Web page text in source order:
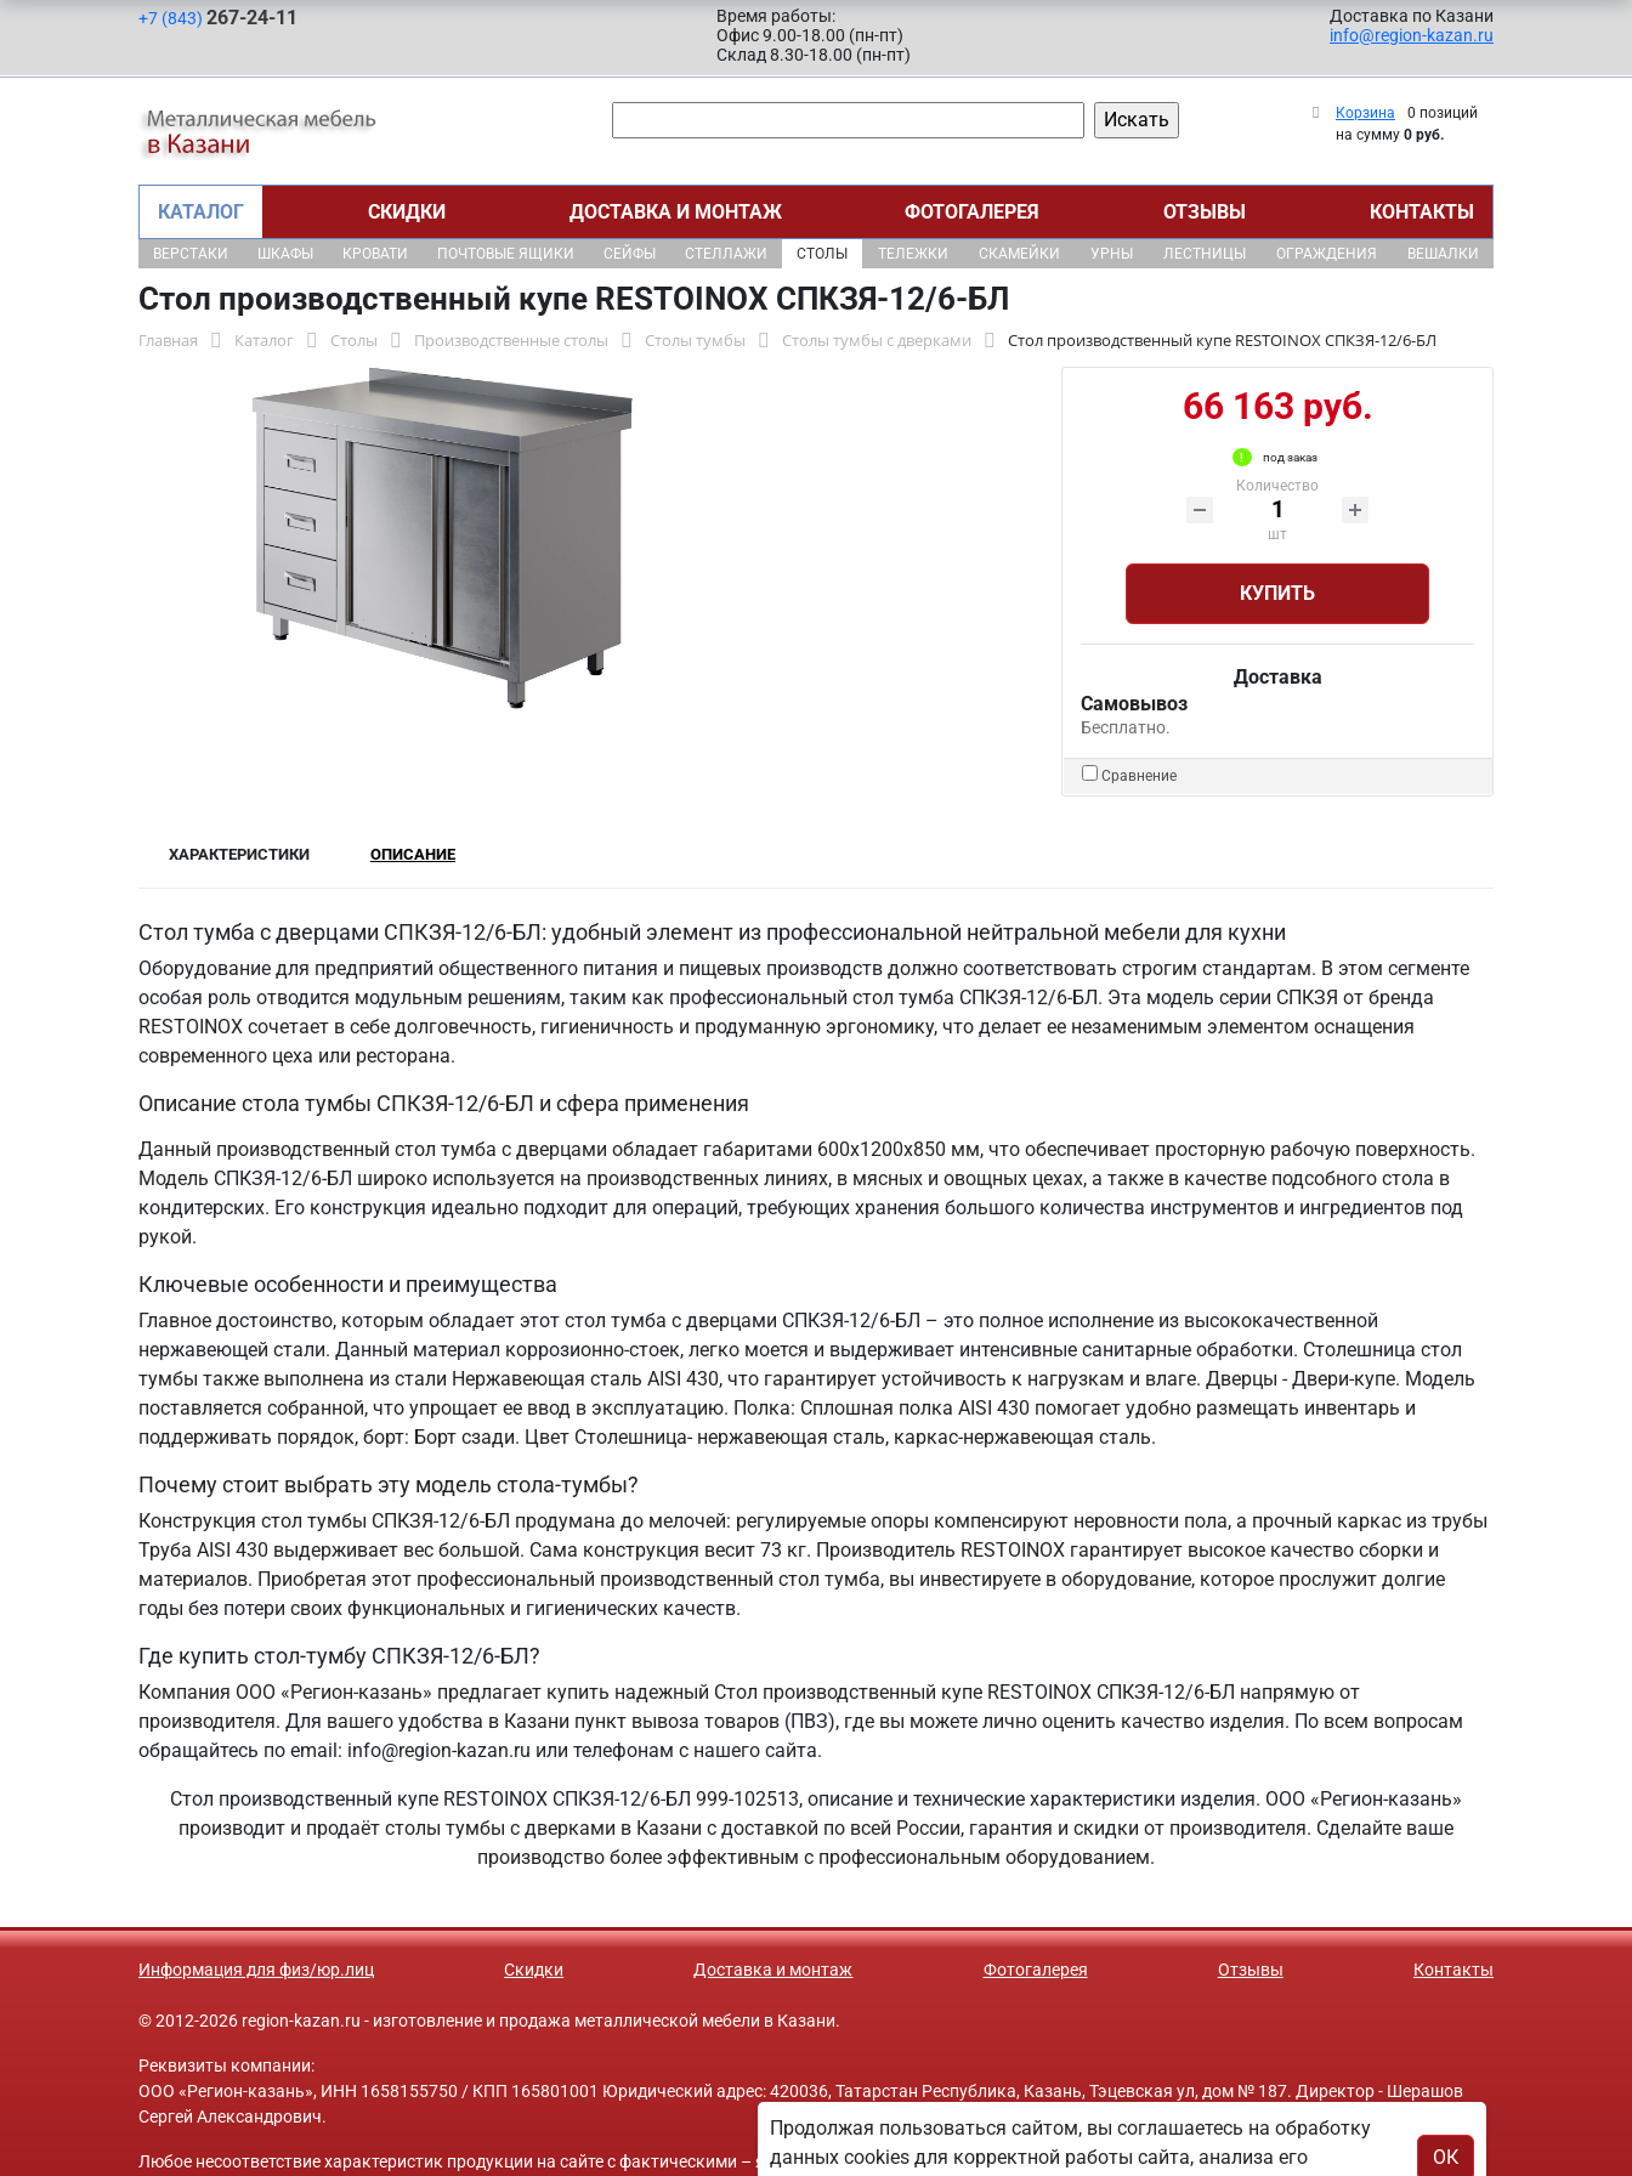
+7 (843) 267-24-11
Время работы:
Офис 9.00-18.00 (пн-пт)
Склад 8.30-18.00 (пн-пт)
Доставка по Казани
info@region-kazan.ru
Корзина
0 позиций
на сумму 0 руб.
КАТАЛОГ СКИДКИ ДОСТАВКА И МОНТАЖ ФОТОГАЛЕРЕЯ ОТЗЫВЫ КОНТАКТЫ
ВЕРСТАКИ ШКАФЫ КРОВАТИ ПОЧТОВЫЕ ЯЩИКИ СЕЙФЫ СТЕЛЛАЖИ СТОЛЫ ТЕЛЕЖКИ СКАМЕЙКИ УРНЫ ЛЕСТНИЦЫ ОГРАЖДЕНИЯ ВЕШАЛКИ
Стол производственный купе RESTOINOX СПКЗЯ-12/6-БЛ
Главная Каталог Столы Производственные столы Столы тумбы Столы тумбы с дверками Стол производственный купе RESTOINOX СПКЗЯ-12/6-БЛ
66 163 руб.
под заказ
Количество
шт
КУПИТЬ
Доставка
Самовывоз
Бесплатно.
Сравнение
ХАРАКТЕРИСТИКИ ОПИСАНИЕ
Стол тумба с дверцами СПКЗЯ-12/6-БЛ: удобный элемент из профессиональной нейтральной мебели для кухни
Оборудование для предприятий общественного питания и пищевых производств должно соответствовать строгим стандартам. В этом сегменте
особая роль отводится модульным решениям, таким как профессиональный стол тумба СПКЗЯ-12/6-БЛ. Эта модель серии СПКЗЯ от бренда
RESTOINOX сочетает в себе долговечность, гигиеничность и продуманную эргономику, что делает ее незаменимым элементом оснащения
современного цеха или ресторана.
Описание стола тумбы СПКЗЯ-12/6-БЛ и сфера применения
Данный производственный стол тумба с дверцами обладает габаритами 600х1200х850 мм, что обеспечивает просторную рабочую поверхность.
Модель СПКЗЯ-12/6-БЛ широко используется на производственных линиях, в мясных и овощных цехах, а также в качестве подсобного стола в
кондитерских. Его конструкция идеально подходит для операций, требующих хранения большого количества инструментов и ингредиентов под
рукой.
Ключевые особенности и преимущества
Главное достоинство, которым обладает этот стол тумба с дверцами СПКЗЯ-12/6-БЛ – это полное исполнение из высококачественной
нержавеющей стали. Данный материал коррозионно-стоек, легко моется и выдерживает интенсивные санитарные обработки. Столешница стол
тумбы также выполнена из стали Нержавеющая сталь AISI 430, что гарантирует устойчивость к нагрузкам и влаге. Дверцы - Двери-купе. Модель
поставляется собранной, что упрощает ее ввод в эксплуатацию. Полка: Сплошная полка AISI 430 помогает удобно размещать инвентарь и
поддерживать порядок, борт: Борт сзади. Цвет Столешница- нержавеющая сталь, каркас-нержавеющая сталь.
Почему стоит выбрать эту модель стола-тумбы?
Конструкция стол тумбы СПКЗЯ-12/6-БЛ продумана до мелочей: регулируемые опоры компенсируют неровности пола, а прочный каркас из трубы
Труба AISI 430 выдерживает вес большой. Сама конструкция весит 73 кг. Производитель RESTOINOX гарантирует высокое качество сборки и
материалов. Приобретая этот профессиональный производственный стол тумба, вы инвестируете в оборудование, которое прослужит долгие
годы без потери своих функциональных и гигиенических качеств.
Где купить стол-тумбу СПКЗЯ-12/6-БЛ?
Компания ООО «Регион-казань» предлагает купить надежный Стол производственный купе RESTOINOX СПКЗЯ-12/6-БЛ напрямую от
производителя. Для вашего удобства в Казани пункт вывоза товаров (ПВЗ), где вы можете лично оценить качество изделия. По всем вопросам
обращайтесь по email: info@region-kazan.ru или телефонам с нашего сайта.
Стол производственный купе RESTOINOX СПКЗЯ-12/6-БЛ 999-102513, описание и технические характеристики изделия. ООО «Регион-казань»
производит и продаёт столы тумбы с дверками в Казани с доставкой по всей России, гарантия и скидки от производителя. Сделайте ваше
производство более эффективным с профессиональным оборудованием.
Информация для физ/юр.лиц Скидки Доставка и монтаж Фотогалерея Отзывы Контакты
© 2012-2026 region-kazan.ru - изготовление и продажа металлической мебели в Казани.
Реквизиты компании:
ООО «Регион-казань», ИНН 1658155750 / КПП 165801001 Юридический адрес: 420036, Татарстан Республика, Казань, Тэцевская ул, дом № 187. Директор - Шерашов
Сергей Александрович.
Любое несоответствие характеристик продукции на сайте с фактическими – является опечаткой.
Продолжая пользоваться сайтом, вы соглашаетесь на обработку
данных cookies для корректной работы сайта, анализа его
ОК